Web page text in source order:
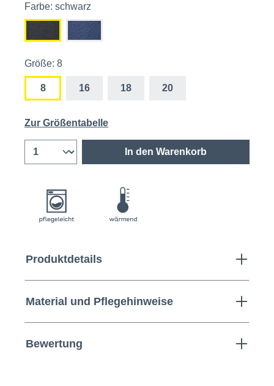
Farbe: schwarz
Größe: 8
8 16 18 20
Zur Größentabelle
In den Warenkorb
Produktdetails
Material und Pflegehinweise
Bewertung